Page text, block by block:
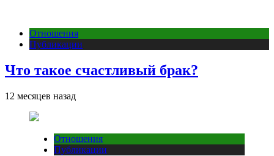
Отношения
Публикации
Что такое счастливый брак?
12 месяцев назад
Отношения
Публикации